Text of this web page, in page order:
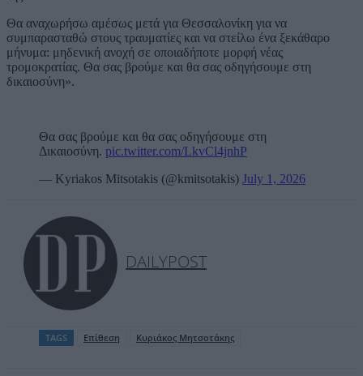
Θα αναχωρήσω αμέσως μετά για Θεσσαλονίκη για να
συμπαρασταθώ στους τραυματίες και να στείλω ένα ξεκάθαρο
μήνυμα: μηδενική ανοχή σε οποιαδήποτε μορφή νέας
τρομοκρατίας. Θα σας βρούμε και θα σας οδηγήσουμε στη
δικαιοσύνη».
Θα σας βρούμε και θα σας οδηγήσουμε στη
Δικαιοσύνη. pic.twitter.com/LkvCl4jnhP
— Kyriakos Mitsotakis (@kmitsotakis) July 1, 2026
DAILYPOST
TAGS Επίθεση Κυριάκος Μητσοτάκης